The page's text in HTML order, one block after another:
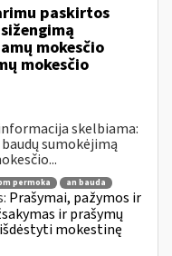
paskirtos
mokesčio
mokesčio
skelbiama:
baudų sumokėjimą
permoka
an bauda
Prašymai, pažymos ir
ir prašymų
mokestinę